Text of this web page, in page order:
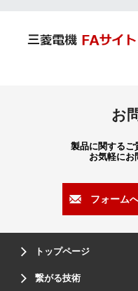
お
製品に関するご
お気軽にお
フォーム
トップページ
繋がる技術